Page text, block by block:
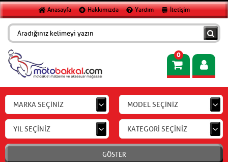
Anasayfa Hakkımızda Yardım İletişim
0
MARKA SEÇİNİZ MODEL SEÇİNİZ
YIL SEÇİNİZ KATEGORİ SEÇİNİZ
GÖSTER